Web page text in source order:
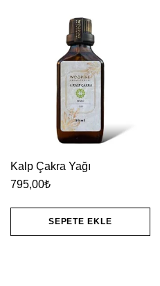
Kalp Çakra Yağı
795,00₺
SEPETE EKLE